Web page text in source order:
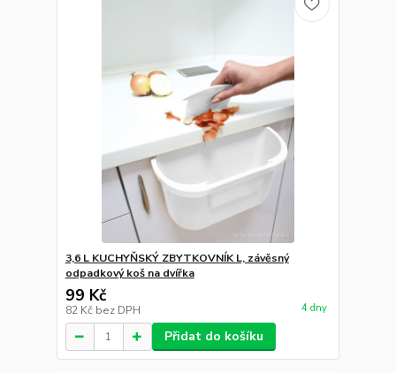
3,6 L KUCHYŇSKÝ ZBYTKOVNÍK L, závěsný
odpadkový koš na dvířka
99 Kč
82 Kč bez DPH 4 dny
Přidat do košíku